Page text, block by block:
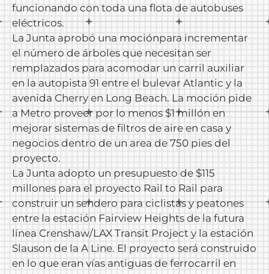
funcionando con toda una flota de autobuses
eléctricos.
La Junta aprobó una mociónpara incrementar
el número de árboles que necesitan ser
remplazados para acomodar un carril auxiliar
en la autopista 91 entre el bulevar Atlantic y la
avenida Cherry en Long Beach. La moción pide
a Metro proveer por lo menos $1 millón en
mejorar sistemas de filtros de aire en casa y
negocios dentro de un area de 750 pies del
proyecto.
La Junta adopto un presupuesto de $115
millones para el proyecto Rail to Rail para
construir un sendero para ciclistas y peatones
entre la estación Fairview Heights de la futura
línea Crenshaw/LAX Transit Project y la estación
Slauson de la A Line. El proyecto será construido
en lo que eran vías antiguas de ferrocarril en